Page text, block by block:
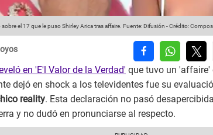
el 17 que le puso Shirley Arica tras affaire. Fuente: Difusión -Crédito:
en 'E'l Valor de la Verdad' que tuvo un 'affaire'
dejó en shock a los televidentes fue su
reality. Esta declaración no pasó
y no dudó en pronunciarse al respecto.